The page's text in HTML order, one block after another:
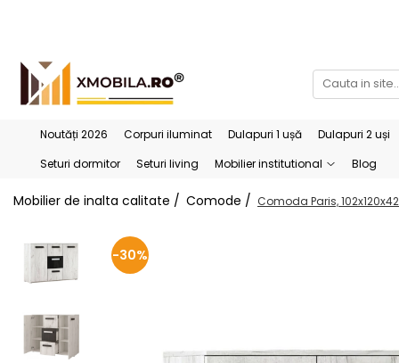
Bucătării Complete
Accesorii bucătărie
Dulapuri 1 ușă
Noutăți 2026 Corpuri iluminat Dulapuri 1 ușă Dulapuri 2 uși
Seturi dormitor
Seturi living Mobilier institutional Blog
Mobilier de inalta calitate / Comode / Comoda Paris,
-30%